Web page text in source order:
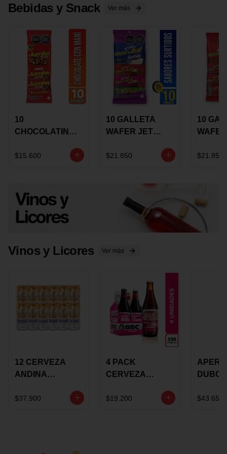
Bebidas y Snack Ver más
10
CHOCOLATINA
17 GRS
$15.600
10 GALLETA
WAFER JET
GRS
$21.850
10
GRS
$21.850
Vinos y Licores Ver más
12 CERVEZA
ANDINA
LATON
$37.900
4 PACK
CERVEZA
ROSE BBC
$19.200
VINO
$43.650